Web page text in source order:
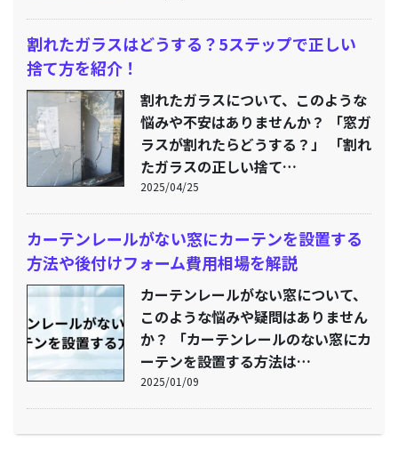
割れたガラスはどうする？5ステップで正しい
捨て方を紹介！
割れたガラスについて、このような
悩みや不安はありませんか？ 「窓ガ
ラスが割れたらどうする？」 「割れ
たガラスの正しい捨て…
2025/04/25
カーテンレールがない窓にカーテンを設置する
方法や後付けフォーム費用相場を解説
カーテンレールがない窓について、
このような悩みや疑問はありません
か？ 「カーテンレールのない窓にカ
ーテンを設置する方法は…
2025/01/09